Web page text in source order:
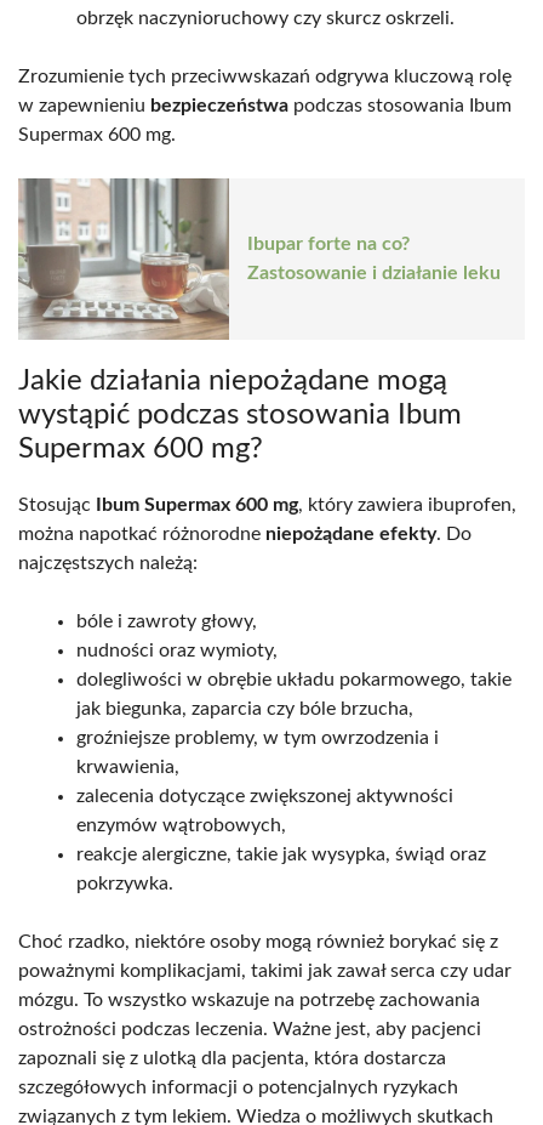
obrzęk naczynioruchowy czy skurcz oskrzeli.
Zrozumienie tych przeciwwskazań odgrywa kluczową rolę
w zapewnieniu bezpieczeństwa podczas stosowania Ibum
Supermax 600 mg.
Ibupar forte na co?
Zastosowanie i działanie leku
Jakie działania niepożądane mogą
wystąpić podczas stosowania Ibum
Supermax 600 mg?
Stosując Ibum Supermax 600 mg, który zawiera ibuprofen,
można napotkać różnorodne niepożądane efekty. Do
najczęstszych należą:
bóle i zawroty głowy,
nudności oraz wymioty,
dolegliwości w obrębie układu pokarmowego, takie
jak biegunka, zaparcia czy bóle brzucha,
groźniejsze problemy, w tym owrzodzenia i
krwawienia,
zalecenia dotyczące zwiększonej aktywności
enzymów wątrobowych,
reakcje alergiczne, takie jak wysypka, świąd oraz
pokrzywka.
Choć rzadko, niektóre osoby mogą również borykać się z
poważnymi komplikacjami, takimi jak zawał serca czy udar
mózgu. To wszystko wskazuje na potrzebę zachowania
ostrożności podczas leczenia. Ważne jest, aby pacjenci
zapoznali się z ulotką dla pacjenta, która dostarcza
szczegółowych informacji o potencjalnych ryzykach
związanych z tym lekiem. Wiedza o możliwych skutkach